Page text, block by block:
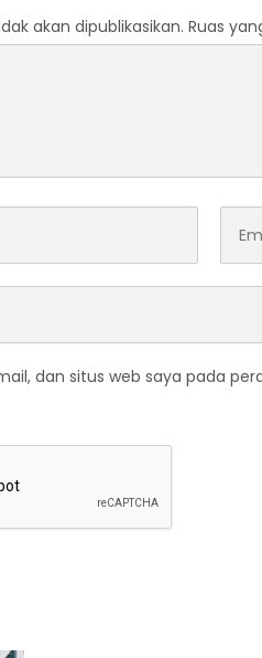
akan dipublikasikan. Ruas
dan situs web saya pada